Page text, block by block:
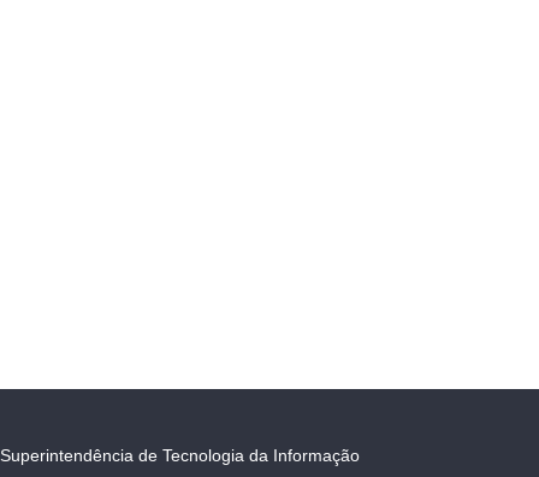
Superintendência de Tecnologia da Informação